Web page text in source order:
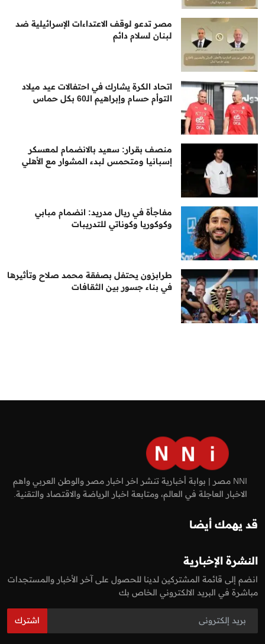
مصر تدعو لوقف الاعتداءات الإسرائيلية ضد
لبنان لسلام دائم
اتحاد الكرة يشارك في احتفالات عيد ميلاد
التوأم حسام وإبراهيم الـ60 بكل حماس
منصف بقرار: سعيد بالانضمام لمعسكر
إسبانيا ومتحمس لبدء المشوار مع الأهلي
مفاجأة في ريال مدريد: انضمام مبابي
وكوكوريا وكوناتي للتدريبات
طرابزون يحتفل بصفقة محمد صلاح وتأثيرها
في بناء جسور بين الثقافات
NNI مصر | بوابة أخبارية تنشر اخر اخبار مصر والوطن العربي واهم
الاخبار العاجلة في العالم، ومتابعة اخبار الرياضة والاقتصاد والتقنية.
قد يهمك أيضا
النشرة الإخبارية
انضم إلى قائمة المشتركين لدينا للحصول على آخر الأخبار والمستجدات
مباشرة في البريد الالكتروني الخاص بك
اشترك